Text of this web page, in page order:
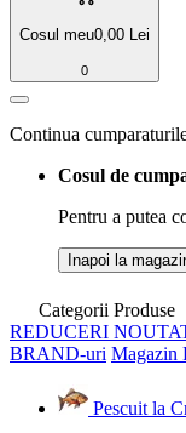
Cosul meu0,00 Lei
0
Continua
Cosul de
Pentru a putea
Inapoi la
Categorii Produse
REDUCERI
BRAND-uri Magazin
Pescuit la